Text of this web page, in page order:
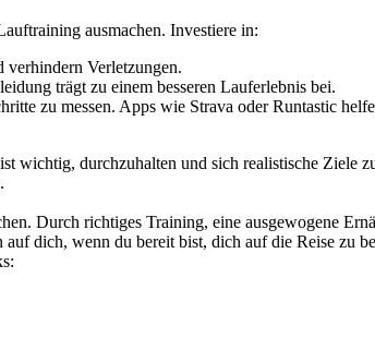
ausmachen. Investiere in:
verhindern Verletzungen.
trägt zu einem besseren Lauferlebnis bei.
zu messen. Apps wie Strava oder Runtastic
durchzuhalten und sich realistische Ziele
Durch richtiges Training, eine ausgewogene
dich, wenn du bereit bist, dich auf die Reise zu